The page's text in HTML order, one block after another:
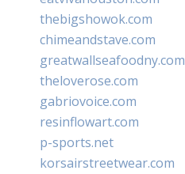
thebigshowok.com
chimeandstave.com
greatwallseafoodny.com
theloverose.com
gabriovoice.com
resinflowart.com
p-sports.net
korsairstreetwear.com